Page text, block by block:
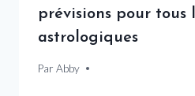
prévisions pour tous
astrologiques
Par Abby
20 mai 2026